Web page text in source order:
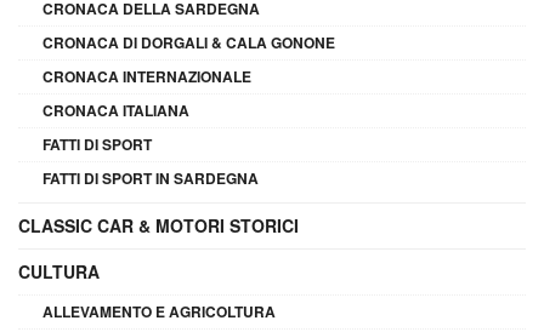
CRONACA DELLA SARDEGNA
CRONACA DI DORGALI & CALA GONONE
CRONACA INTERNAZIONALE
CRONACA ITALIANA
FATTI DI SPORT
FATTI DI SPORT IN SARDEGNA
CLASSIC CAR & MOTORI STORICI
CULTURA
ALLEVAMENTO E AGRICOLTURA